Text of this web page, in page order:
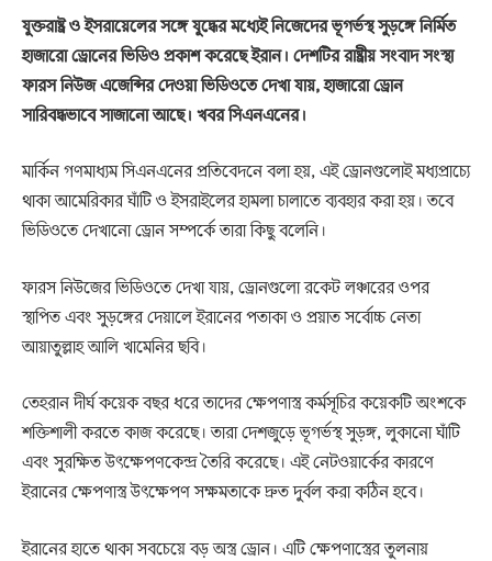
যুক্তরাষ্ট্র ও ইসরায়েলের সঙ্গে যুদ্ধের মধ্যেই নিজেদের ভূগর্ভস্থ সুড়ঙ্গে নির্মিত
হাজারো ড্রোনের ভিডিও প্রকাশ করেছে ইরান। দেশটির রাষ্ট্রীয় সংবাদ সংস্থা
ফারস নিউজ এজেন্সির দেওয়া ভিডিওতে দেখা যায়, হাজারো ড্রোন
সারিবদ্ধভাবে সাজানো আছে। খবর সিএনএনের।
মার্কিন গণমাধ্যম সিএনএনের প্রতিবেদনে বলা হয়, এই ড্রোনগুলোই মধ্যপ্রাচ্যে
থাকা আমেরিকার ঘাঁটি ও ইসরাইলের হামলা চালাতে ব্যবহার করা হয়। তবে
ভিডিওতে দেখানো ড্রোন সম্পর্কে তারা কিছু বলেনি।
ফারস নিউজের ভিডিওতে দেখা যায়, ড্রোনগুলো রকেট লঞ্চারের ওপর
স্থাপিত এবং সুড়ঙ্গের দেয়ালে ইরানের পতাকা ও প্রয়াত সর্বোচ্চ নেতা
আয়াতুল্লাহ আলি খামেনির ছবি।
তেহরান দীর্ঘ কয়েক বছর ধরে তাদের ক্ষেপণাস্ত্র কর্মসূচির কয়েকটি অংশকে
শক্তিশালী করতে কাজ করেছে। তারা দেশজুড়ে ভূগর্ভস্থ সুড়ঙ্গ, লুকানো ঘাঁটি
এবং সুরক্ষিত উৎক্ষেপণকেন্দ্র তৈরি করেছে। এই নেটওয়ার্কের কারণে
ইরানের ক্ষেপণাস্ত্র উৎক্ষেপণ সক্ষমতাকে দ্রুত দুর্বল করা কঠিন হবে।
ইরানের হাতে থাকা সবচেয়ে বড় অস্ত্র ড্রোন। এটি ক্ষেপণাস্ত্রের তুলনায়